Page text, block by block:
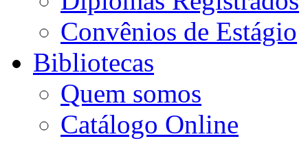
Convênios de Estágio
Bibliotecas
Quem somos
Catálogo Online